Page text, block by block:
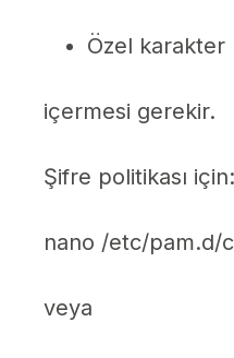
Özel karakter
içermesi gerekir.
Şifre politikası için:
nano /etc/pam.d/
veya